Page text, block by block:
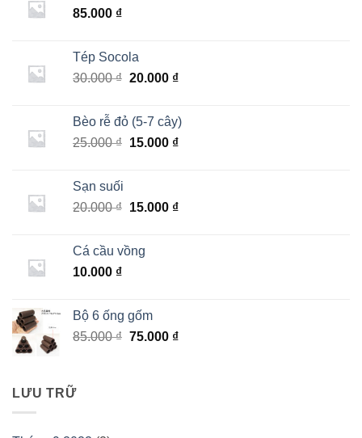
85.000 ₫
Tép Socola
30.000₫ Giá
30.000 ₫.
20.000 ₫Giá
là:
20.000 ₫.
Bèo rễ đỏ (5-7 cây)
25.000₫ Giá
15.000 ₫Giá
15.000 ₫.
Sạn suối
20.000₫ Giá
20.000 ₫.
15.000 ₫Giá
Cá cầu vồng
10.000 ₫
Bộ 6 ống gốm
85.000₫ Giá
75.000 ₫Giá
LƯU TRỮ